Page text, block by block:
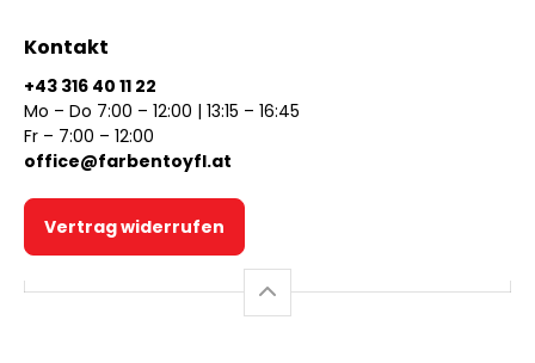
Kontakt
+43 316 40 11 22
Mo – Do 7:00 – 12:00 | 13:15 – 16:45
Fr – 7:00 – 12:00
office@farbentoyfl.at
Vertrag widerrufen